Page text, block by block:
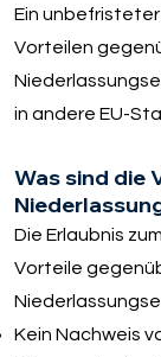
Ein
Vorteilen
in andere EU-
Was sind die
Die Erlaubnis
Vorteile
Kein Nachweis